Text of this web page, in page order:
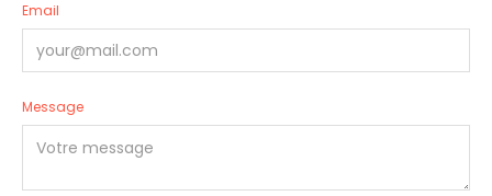
Email
Message